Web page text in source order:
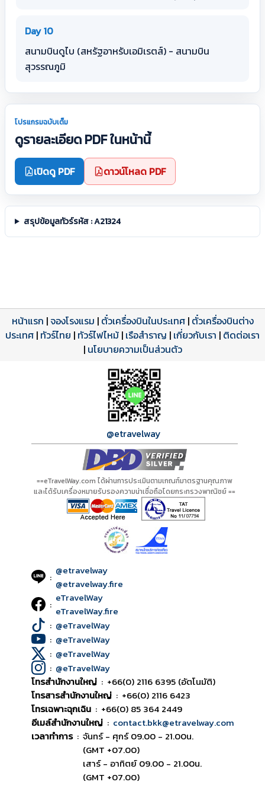
Day 10
สนามบินดูไบ (สหรัฐอาหรับเอมิเรตส์) - สนามบิน
สุวรรณภูมิ
โปรแกรมฉบับเต็ม
ดูรายละเอียด PDF ในหน้านี้
เปิดดู PDF ดาวน์โหลด PDF
สรุปข้อมูลทัวร์รหัส : A21324
โปรแกรมทัวร์
ดาวน์โหลด PDF
รีวิวลูกค้าจริง
รีวิวจาก eTravelWay
เปิดหน้าเต็ม
ใบอนุญาตนำเที่ยว
เลขที่ 11/11450
เปิดหน้าเต็ม
หน้าแรก |จองโรงแรม | ตั๋วเครื่องบินในประเทศ| ตั๋วเครื่องบินต่าง
ประเทศ | ทัวร์ไทย | ทัวร์ไฟไหม้ | เรือสำราญ | เกี่ยวกับเรา | ติดต่อเรา
| นโยบายความเป็นส่วนตัว
@etravelway
==eTravelWay.com ได้ผ่านการประเมินตามเกณฑ์มาตรฐานคุณภาพ
และได้รับเครื่องหมายรับรองความน่าเชื่อถือโดยกระทรวงพาณิชย์ ==
: @etravelway
@etravelway.fire
: eTravelWay
eTravelWay.fire
: @eTravelWay
: @eTravelWay
: @eTravelWay
: @eTravelWay
โทรสำนักงานใหญ่ : +66(0) 2116 6395 (อัตโนมัติ)
โทรสารสำนักงานใหญ่ : +66(0) 2116 6423
โทรเฉพาะฉุกเฉิน : +66(0) 85 364 2449
อีเมล์สำนักงานใหญ่ : contact.bkk@etravelway.com
เวลาทำการ : จันทร์ - ศุกร์ 09.00 - 21.00น.
(GMT +07.00)
เสาร์ - อาทิตย์ 09.00 - 21.00น.
(GMT +07.00)